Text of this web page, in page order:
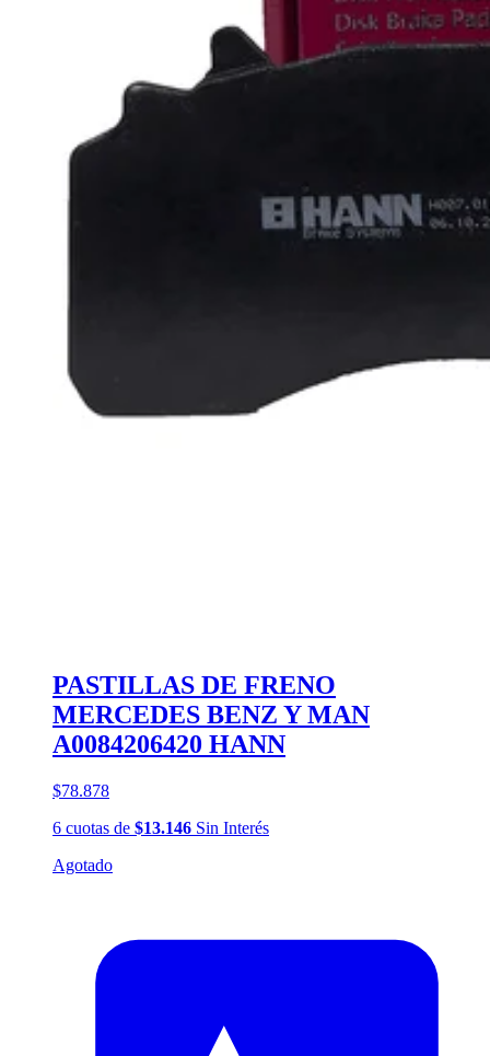
PASTILLAS DE FRENO
MERCEDES BENZ Y MAN
A0084206420 HANN
$78.878
6 cuotas de $13.146 Sin Interés
Agotado